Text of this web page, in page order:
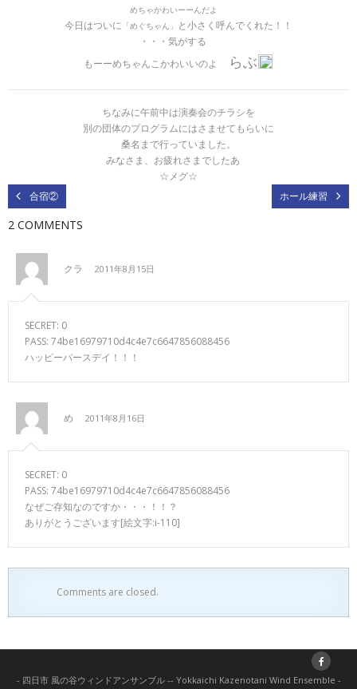
めちゃかわいーーんだよ
今日はついに 「めぐちゃん」 と小さく呼んでくれた！！
・・・気がする
もーーめちゃんこかわいいのよ
らぶ
ちなみに午前中は演奏会のチラシを
別の団体のプログラムにはさませてもらいに
桑名まで行っていました。
みなさま、お疲れさまでしたあ
☆メグ☆
合宿②
ホール練習
2 COMMENTS
クラ 2011年8月15日
SECRET: 0
PASS: 74be16979710d4c4e7c6647856088456
ハッピーバースデイ！！！
め 2011年8月16日
SECRET: 0
PASS: 74be16979710d4c4e7c6647856088456
なぜご存知なのですか・・・！！？
ありがとうございます[絵文字:i-110]
Comments are closed.
- 四日市 風の谷ウィンドアンサンブル -- Yokkaichi Kazenotani Wind Ensemble -